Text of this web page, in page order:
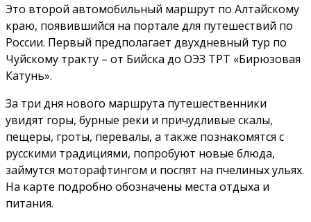
Это второй автомобильный маршрут по Алтайскому
краю, появившийся на портале для путешествий по
России. Первый предполагает двухдневный тур по
Чуйскому тракту – от Бийска до ОЭЗ ТРТ «Бирюзовая
Катунь».
За три дня нового маршрута путешественники
увидят горы, бурные реки и причудливые скалы,
пещеры, гроты, перевалы, а также познакомятся с
русскими традициями, попробуют новые блюда,
займутся моторафтингом и поспят на пчелиных ульях.
На карте подробно обозначены места отдыха и
питания.